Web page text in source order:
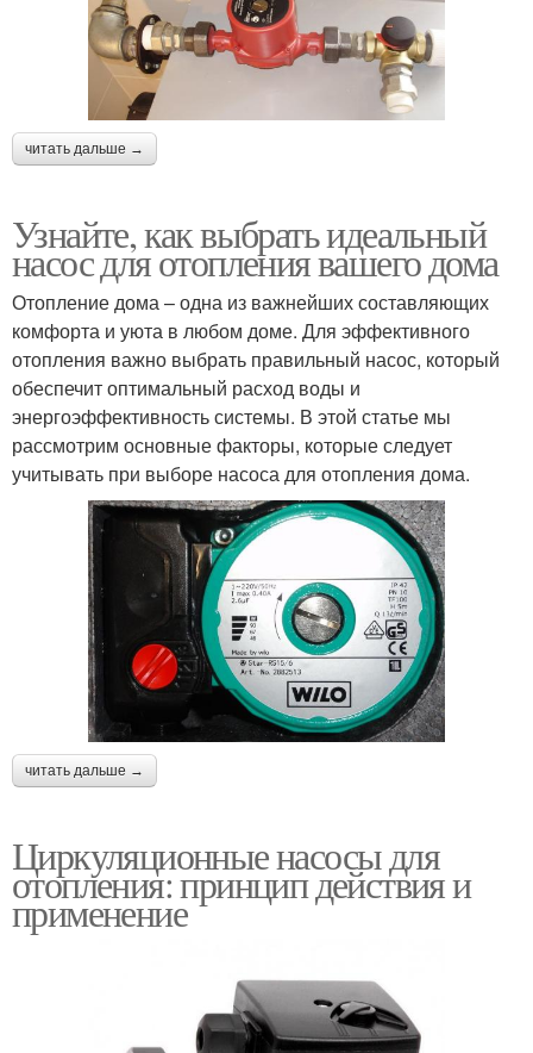
читать дальше →
Узнайте, как выбрать идеальный
насос для отопления вашего дома
Отопление дома – одна из важнейших составляющих
комфорта и уюта в любом доме. Для эффективного
отопления важно выбрать правильный насос, который
обеспечит оптимальный расход воды и
энергоэффективность системы. В этой статье мы
рассмотрим основные факторы, которые следует
учитывать при выборе насоса для отопления дома.
читать дальше →
Циркуляционные насосы для
отопления: принцип действия и
применение